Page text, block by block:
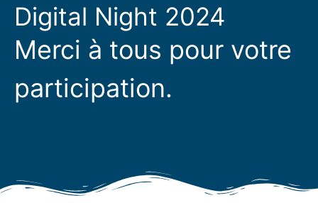
Digital Night 2024
Merci à tous pour votre
participation.